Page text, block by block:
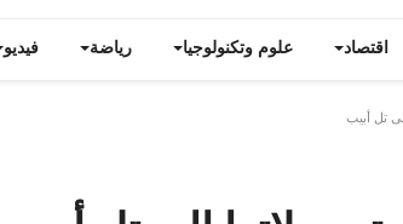
اقتصاد علوم وتكنولوجيا رياضة فيديو
تل أبيب